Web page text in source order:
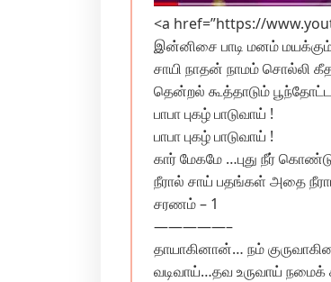
<a href=”https://
இன்னிசை பாடி மனம்
சாயி நாதன் நாமம் சொல்லி
தென்றல் கூத்தாடும்
பாபா புகழ் பாடுவாய் !
பாபா புகழ் பாடுவாய் !
கார் மேகமே …புது நீர்
நீரால் சாய் பதங்கள் அதை
சரணம் – 1
—————–
தாயாகினான்… நம்
வடிவாய்…தவ உருவாய் நமைக்